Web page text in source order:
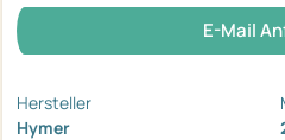
E-Mail
Hersteller
Hymer